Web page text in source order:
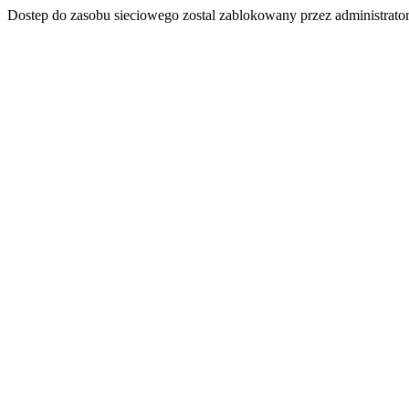
Dostep do zasobu sieciowego zostal zablokowany przez